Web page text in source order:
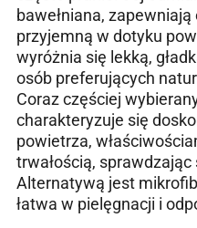
bawełniana, zapewniają
przyjemną w dotyku
wyróżnia się lekką,
osób preferujących
Coraz częściej
charakteryzuje się
powietrza,
trwałością,
Alternatywą jest
łatwa w pielęgnacji i